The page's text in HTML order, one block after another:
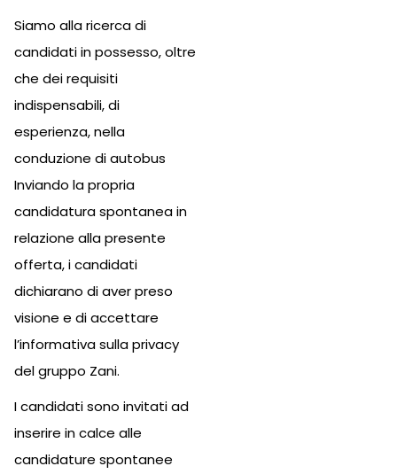
Siamo alla ricerca di
candidati in possesso, oltre
che dei requisiti
indispensabili, di
esperienza, nella
conduzione di autobus
Inviando la propria
candidatura spontanea in
relazione alla presente
offerta, i candidati
dichiarano di aver preso
visione e di accettare
l’informativa sulla privacy
del gruppo Zani.
I candidati sono invitati ad
inserire in calce alle
candidature spontanee